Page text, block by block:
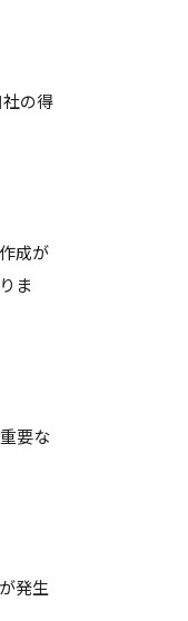
の得
成が
ま
要な
発生